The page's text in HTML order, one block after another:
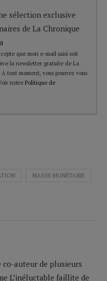
sélection exclusive
de La Chronique
que mon e-mail saisi soit
la newsletter gratuite de La
tout moment, vous pourrez vous
notre Politique de
MASSE MONÉTAIRE
auteur de plusieurs
L’inéluctable faillite de